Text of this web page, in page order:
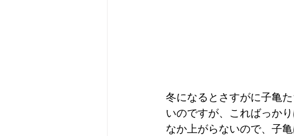
冬になるとさすがに子亀
いのですが、こればっか
なか上がらないので、子亀